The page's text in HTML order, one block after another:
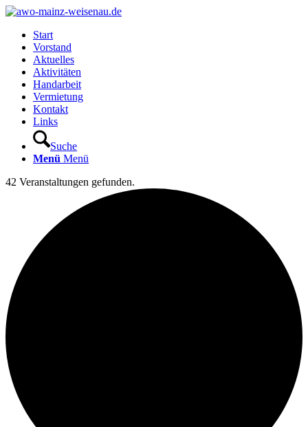
Start
Vorstand
Aktuelles
Aktivitäten
Handarbeit
Vermietung
Kontakt
Links
Suche
Menü Menü
42 Veranstaltungen gefunden.